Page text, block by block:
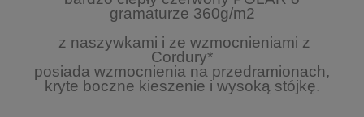
gramaturze 360g/m2
z naszywkami i ze wzmocnieniami z
Cordury*
posiada wzmocnienia na przedramionach,
kryte boczne kieszenie i wysoką stójkę.